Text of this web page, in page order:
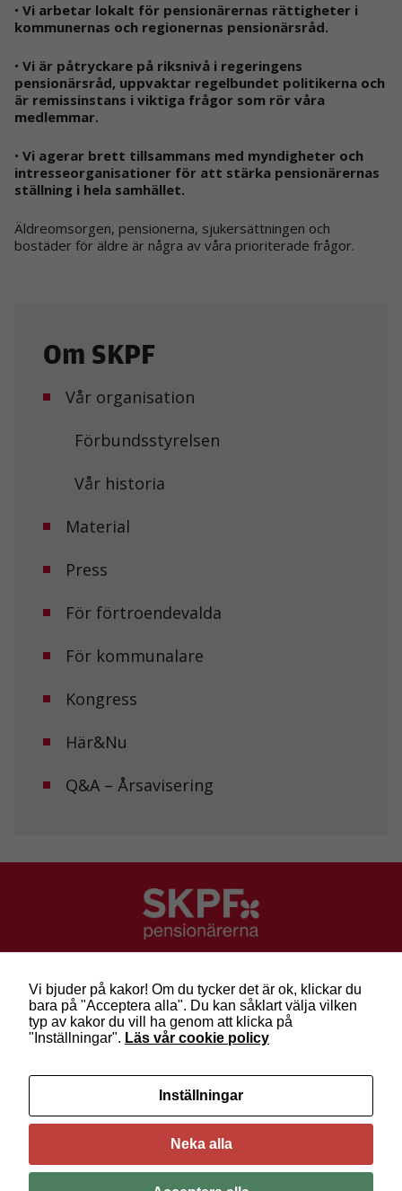
Om SKPF
Vår organisation
Förbundsstyrelsen
Vår historia
Material
Press
För förtroendevalda
För kommunalare
Kongress
Här&Nu
Q&A – Årsavisering
• Vi arbetar lokalt för pensionärernas rättigheter i
kommunernas och regionernas pensionärsråd.
• Vi är påtryckare på riksnivå i regeringens
pensionärsråd, uppvaktar regelbundet politikerna och
är remissinstans i viktiga frågor som rör våra
medlemmar.
• Vi agerar brett tillsammans med myndigheter och
intresseorganisationer för att stärka pensionärernas
ställning i hela samhället.
Äldreomsorgen, pensionerna, sjukersättningen och
bostäder för äldre är några av våra prioriterade frågor.
Besök: Sveavägen 68
Post: Box 3619, 103 59 Stockholm
Telefon: 010-222 81 00
E-post:info@skpf.se
SKPF Pensionärerna är en organisation för
pensionärer i alla åldrar. Vi försvarar välfärden och
kräver pensioner som går att leva på –kom med
oss i dag!
Vi bjuder på kakor! Om du tycker det är ok, klickar du
bara på "Acceptera alla". Du kan såklart välja vilken
typ av kakor du vill ha genom att klicka på
"Inställningar". Läs vår cookie policy
Inställningar
Neka alla
För att vi ska
kunna
förbättra
uppbyggnad,
baserat på
hur
hemsidan
Upplevelse
hemsida ska
prestera så